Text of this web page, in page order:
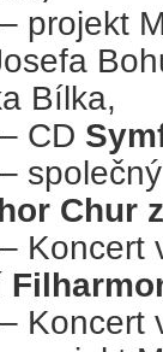
projekt
Bílka,
CD
Chur
Koncert
Koncert